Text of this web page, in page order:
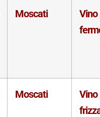
Moscati
Vino
Moscati
Vino